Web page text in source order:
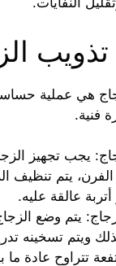
هي عملية
فنية.
يجب تجهيز
يتم تنظيف
عالقة عليه.
يتم وضع
ويتم تسخينه